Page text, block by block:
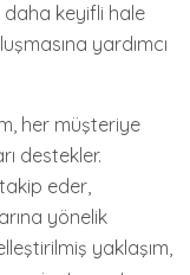
keyifli hale
yardımcı
her müşteriye
destekler.
eder,
yönelik
yaklaşım,